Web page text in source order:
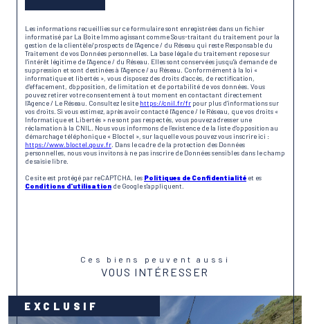
Les informations recueillies sur ce formulaire sont enregistrées dans un fichier
informatisé par La Boite Immo agissant comme Sous-traitant du traitement pour la
gestion de la clientèle/prospects de l'Agence / du Réseau qui reste Responsable du
Traitement de vos Données personnelles. La base légale du traitement repose sur
l'intérêt légitime de l'Agence / du Réseau. Elles sont conservées jusqu'à demande de
suppression et sont destinées à l'Agence / au Réseau. Conformément à la loi «
informatique et libertés », vous disposez des droits d’accès, de rectification,
d’effacement, d’opposition, de limitation et de portabilité de vos données. Vous
pouvez retirer votre consentement à tout moment en contactant directement
l’Agence / Le Réseau. Consultez le site https://cnil.fr/fr pour plus d’informations sur
vos droits. Si vous estimez, après avoir contacté l'Agence / le Réseau, que vos droits «
Informatique et Libertés » ne sont pas respectés, vous pouvez adresser une
réclamation à la CNIL. Nous vous informons de l’existence de la liste d'opposition au
démarchage téléphonique « Bloctel », sur laquelle vous pouvez vous inscrire ici :
https://www.bloctel.gouv.fr . Dans le cadre de la protection des Données
personnelles, nous vous invitons à ne pas inscrire de Données sensibles dans le champ
de saisie libre.
Ce site est protégé par reCAPTCHA, les Politiques de Confidentialité et es
Conditions d'utilisation de Google s'appliquent.
Ces biens peuvent aussi
VOUS INTÉRESSER
EXCLUSIF